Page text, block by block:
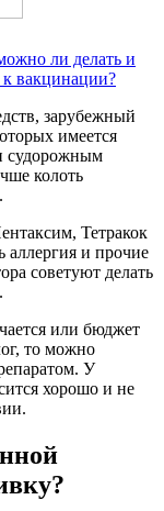
ли делать и
вакцинации?
зарубежный
имеется
судорожным
колоть
Тетракок
и прочие
советуют делать
или бюджет
то можно
У
хорошо и не